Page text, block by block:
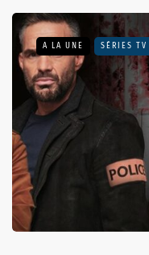
A LA UNE SÉRIES TV